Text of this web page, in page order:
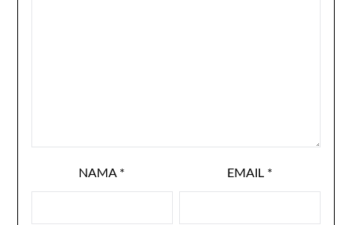
NAMA * EMAIL *